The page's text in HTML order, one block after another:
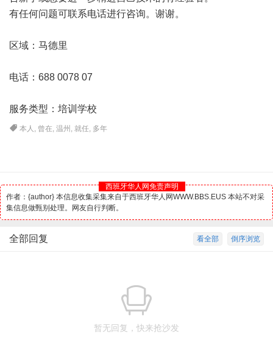
有任何问题可联系电话进行咨询。谢谢。
区域： 马德里
电话：688 0078 07
服务类型：培训学校
本人 , 曾在,温州 ,就任, 多年
西班牙华人网免责声明
作者：{author} 本信息收集采集来自于西班牙华人网WWW.BBS.EUS 本站不对采
集信息做甄别处理。网友自行判断。
倒序浏览
看全部
全部回复
暂无回复，快来抢沙发